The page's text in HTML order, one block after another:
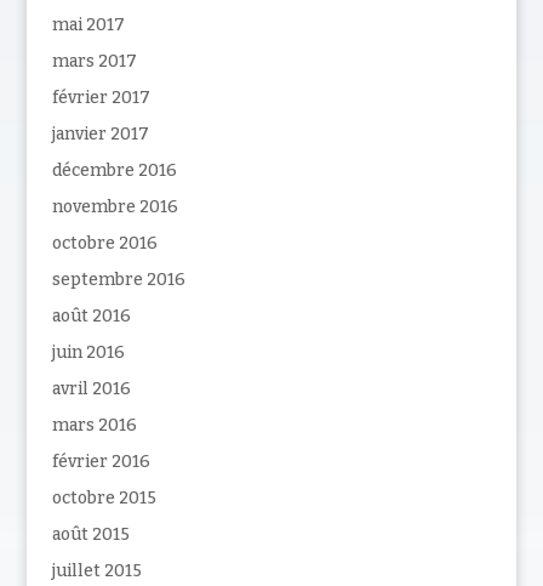
mai 2017
mars 2017
février 2017
janvier 2017
décembre 2016
novembre 2016
octobre 2016
septembre 2016
août 2016
juin 2016
avril 2016
mars 2016
février 2016
octobre 2015
août 2015
juillet 2015